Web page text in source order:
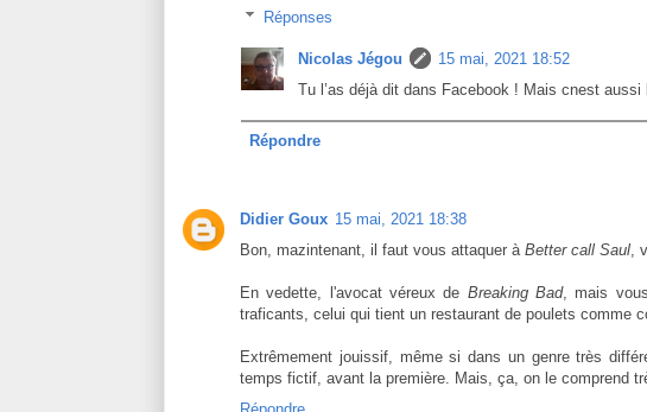
Réponses
Nicolas Jégou
15 mai, 2021 18:52
Tu l’as déjà dit dans Facebook ! Mais cnest aussi
Répondre
Didier Goux 15 mai, 2021 18:38
Bon, mazintenant, il faut vous attaquer à Better call Saul ,
En vedette, l'avocat véreux de Breaking Bad, mais
traficants, celui qui tient un restaurant de poulets comme
Extrêmement jouissif, même si dans un genre très
temps fictif, avant la première. Mais, ça, on le comprend